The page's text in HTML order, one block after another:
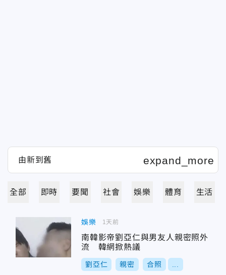
全部 即時 要聞 社會 娛樂 體育 生活
娛樂
南韓影帝劉亞仁與男友人親密照外
流 韓網掀熱議
劉亞仁 親密 合照
1天前